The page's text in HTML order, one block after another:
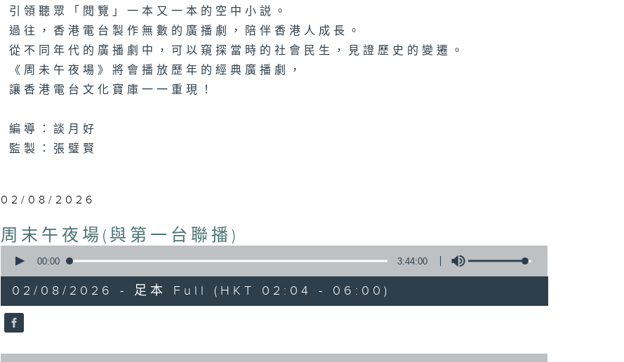
引領聽眾「閱覽」一本又一本的空中小説。
過往，香港電台製作無數的廣播劇，陪伴香港人成長。
從不同年代的廣播劇中，可以窺探當時的社會民生，見證歷史的變遷。
《周未午夜場》將會播放歷年的經典廣播劇，
讓香港電台文化寶庫一一重現！
編導：談月好
監製：張璧賢
02/08/2026
周末午夜場(與第一台聯播)
seconds
hours,
44
minutes,
0
90%
00:00 3:44:00
02/08/2026 - 足本 Full (HKT 02:04 - 06:00)